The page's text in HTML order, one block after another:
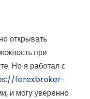
открывать
при
Но я работал с
forexbroker-
и могу уверенно